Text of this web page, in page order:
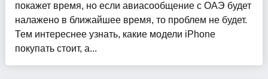
покажет время, но если авиасообщение с ОАЭ будет
налажено в ближайшее время, то проблем не будет.
Тем интереснее узнать, какие модели iPhone
покупать стоит, а...